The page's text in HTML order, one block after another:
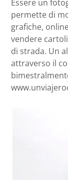
Essere un
permette di
grafiche,
vendere
di strada. Un
attraverso il